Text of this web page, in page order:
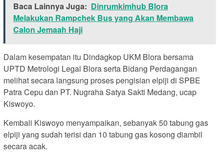
Baca Lainnya Juga: Dinrumkimhub Blora
Melakukan Rampchek Bus yang Akan Membawa
Calon Jemaah Haji
Dalam kesempatan itu Dindagkop UKM Blora bersama
UPTD Metrologi Legal Blora serta Bidang Perdagangan
melihat secara langsung proses pengisian elpiji di SPBE
Patra Cepu dan PT. Nugraha Satya Sakti Medang, ucap
Kiswoyo.
Kembali Kiswoyo menyampaikan, sebanyak 50 tabung gas
elpiji yang sudah terisi dan 10 tabung gas kosong diambil
secara acak.